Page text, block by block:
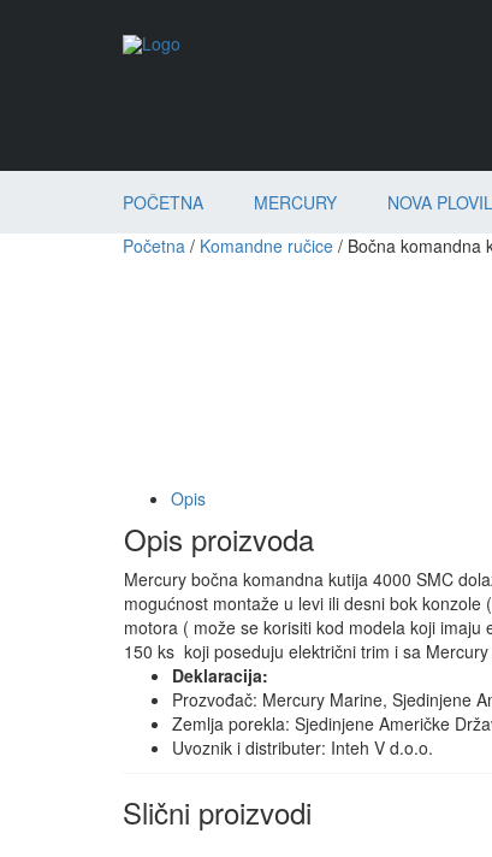
POČETNA MERCURY NOVA
Početna / Komandne ručice / Bočna komandna
Opis
Opis proizvoda
Mercury bočna komandna kutija 4000 SMC
mogućnost montaže u levi ili desni bok
motora ( može se korisiti kod modela koji
150 ks koji poseduju električni trim i sa
Deklaracija:
Prozvođač: Mercury Marine, Sjedinjene
Zemlja porekla: Sjedinjene Američke
Uvoznik i distributer: Inteh V d.o.o.
Slični proizvodi